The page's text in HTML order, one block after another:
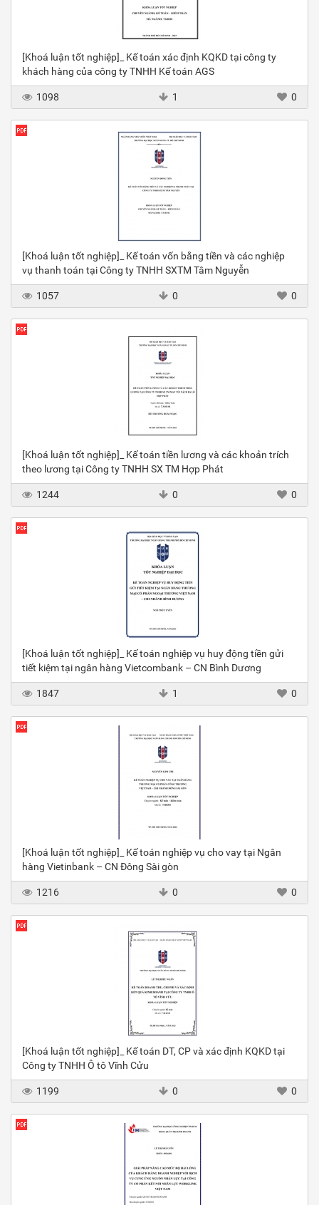
[Khoá luận tốt nghiệp]_ Kế toán xác định KQKD tại công ty
khách hàng của công ty TNHH Kế toán AGS
1098 1 0
[Khoá luận tốt nghiệp]_ Kế toán vốn bằng tiền và các nghiệp
vụ thanh toán tại Công ty TNHH SXTM Tâm Nguyễn
1057 0 0
[Khoá luận tốt nghiệp]_ Kế toán tiền lương và các khoản trích
theo lương tại Công ty TNHH SX TM Hợp Phát
1244 0 0
[Khoá luận tốt nghiệp]_ Kế toán nghiệp vụ huy động tiền gửi
tiết kiệm tại ngân hàng Vietcombank – CN Bình Dương
1847 1 0
[Khoá luận tốt nghiệp]_ Kế toán nghiệp vụ cho vay tại Ngân
hàng Vietinbank – CN Đông Sài gòn
1216 0 0
[Khoá luận tốt nghiệp]_ Kế toán DT, CP và xác định KQKD tại
Công ty TNHH Ô tô Vĩnh Cửu
1199 0 0